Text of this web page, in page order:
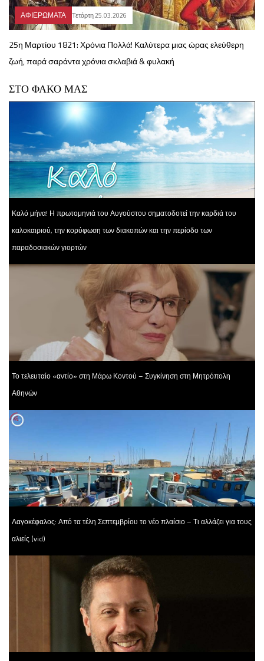
ΑΦΙΕΡΩΜΑΤΑ Τετάρτη 25.03.2026
25η Μαρτίου 1821: Χρόνια Πολλά! Καλύτερα μιας ώρας ελεύθερη
ζωή, παρά σαράντα χρόνια σκλαβιά & φυλακή
ΣΤΟ ΦΑΚΟ ΜΑΣ
Καλό μήνα! Η πρωτομηνιά του Αυγούστου σηματοδοτεί την καρδιά του
καλοκαιριού, την κορύφωση των διακοπών και την περίοδο των
παραδοσιακών γιορτών
Το τελευταίο «αντίο» στη Μάρω Κοντού – Συγκίνηση στη Μητρόπολη
Αθηνών
Λαγοκέφαλος: Από τα τέλη Σεπτεμβρίου το νέο πλαίσιο – Τι αλλάζει για τους
αλιείς (vid)